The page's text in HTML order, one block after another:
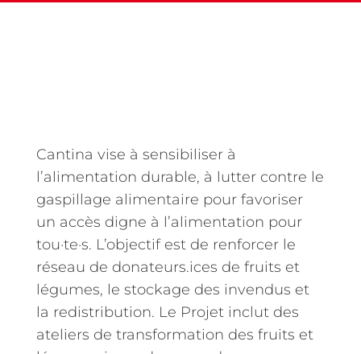
Cantina vise à sensibiliser à
l’alimentation durable, à lutter contre le
gaspillage alimentaire pour favoriser
un accès digne à l’alimentation pour
tou·te·s. L’objectif est de renforcer le
réseau de donateurs.ices de fruits et
légumes, le stockage des invendus et
la redistribution. Le Projet inclut des
ateliers de transformation des fruits et